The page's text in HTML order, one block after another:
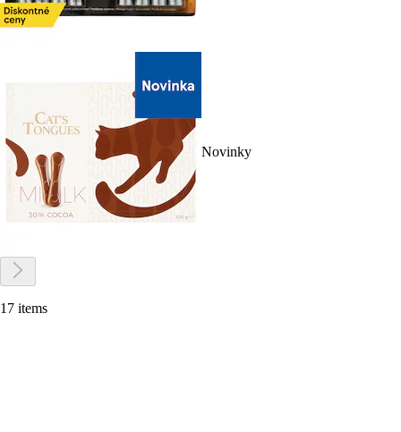
Novinky
17 items